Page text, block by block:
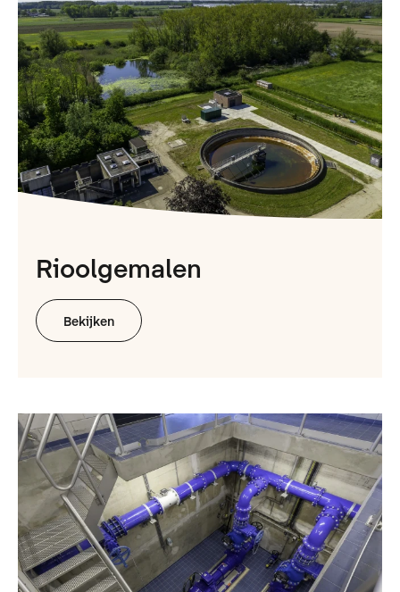
Rioolgemalen
Bekijken